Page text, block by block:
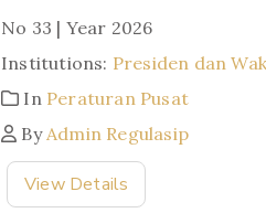
No 33 | Year 2026
Institutions: Presiden dan
In Peraturan Pusat
ByAdmin Regulasip
View Details